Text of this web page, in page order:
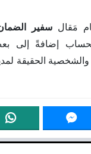
مَقالسفير الضمان
إضافةً إلى
والشخصية الحقيقة